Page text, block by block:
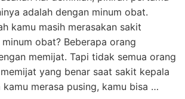
adalah dengan minum obat.
kamu masih merasakan sakit
obat? Beberapa orang
memijat. Tapi tidak semua orang
yang benar saat sakit kepala
kamu merasa pusing, kamu bisa …